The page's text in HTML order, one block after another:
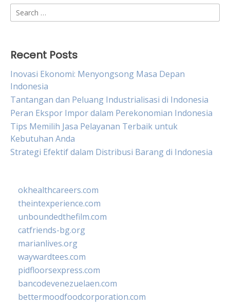
Search
for:
Recent Posts
Inovasi Ekonomi: Menyongsong Masa Depan
Indonesia
Tantangan dan Peluang Industrialisasi di Indonesia
Peran Ekspor Impor dalam Perekonomian Indonesia
Tips Memilih Jasa Pelayanan Terbaik untuk
Kebutuhan Anda
Strategi Efektif dalam Distribusi Barang di Indonesia
okhealthcareers.com
theintexperience.com
unboundedthefilm.com
catfriends-bg.org
marianlives.org
waywardtees.com
pidfloorsexpress.com
bancodevenezuelaen.com
bettermoodfoodcorporation.com